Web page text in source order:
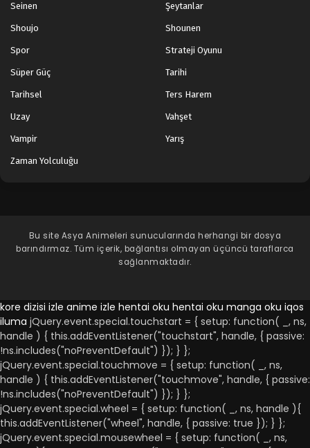
Seinen Şeytanlar
Shoujo Shounen
Spor Strateji Oyunu
Süper Güç Tarihi
Tarihsel Ters Harem
Uzay Vahşet
Vampir Yarış
Zaman Yolculuğu
Bu site Asya Animeleri sunucularında herhangi bir dosya
barındırmaz. Tüm içerik, bağlantısı olmayan üçüncü taraflarca
sağlanmaktadır.
kore dizisi izle anime izle hentai oku hentai oku manga oku iqos
iluma jQuery.event.special.touchstart = { setup: function( _, ns,
handle ) { this.addEventListener("touchstart", handle, { passive:
!ns.includes("noPreventDefault") }); } };
jQuery.event.special.touchmove = { setup: function( _, ns,
handle ) { this.addEventListener("touchmove", handle, { passive:
!ns.includes("noPreventDefault") }); } };
jQuery.event.special.wheel = { setup: function( _, ns, handle ){
this.addEventListener("wheel", handle, { passive: true }); } };
jQuery.event.special.mousewheel = { setup: function( _, ns,